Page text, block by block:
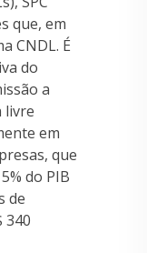
que, em
CNDL. É
do
a
livre
em
que
do PIB
de
340